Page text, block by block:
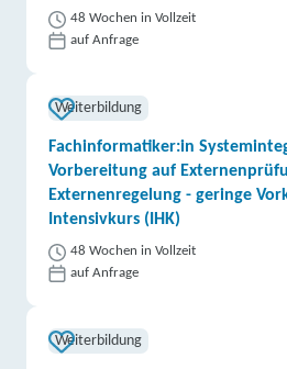
48 Wochen in Vollzeit
auf Anfrage
Weiterbildung
Fachinformatiker:in
Vorbereitung auf
Externenregelung - geringe
Intensivkurs (IHK)
48 Wochen in Vollzeit
auf Anfrage
Weiterbildung